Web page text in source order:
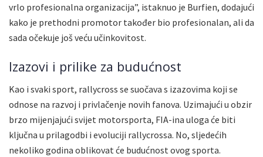
vrlo profesionalna organizacija”, istaknuo je Burfien, dodajući
kako je prethodni promotor također bio profesionalan, ali da
sada očekuje još veću učinkovitost.
Izazovi i prilike za budućnost
Kao i svaki sport, rallycross se suočava s izazovima koji se
odnose na razvoj i privlačenje novih fanova. Uzimajući u obzir
brzo mijenjajući svijet motorsporta, FIA-ina uloga će biti
ključna u prilagodbi i evoluciji rallycrossa. No, sljedećih
nekoliko godina oblikovat će budućnost ovog sporta.